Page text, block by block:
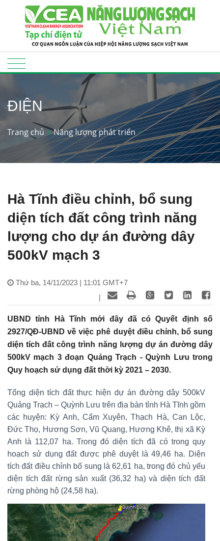
ĐIỆN
Trang chủ Năng lượng phát triển
Hà Tĩnh điều chỉnh, bổ sung
diện tích đất công trình năng
lượng cho dự án đường dây
500kV mạch 3
Thứ ba, 14/11/2023 | 11:01 GMT+7
|
UBND tỉnh Hà Tĩnh mới đây đã có Quyết định số
2927/QĐ-UBND về việc phê duyệt điều chỉnh, bổ sung
diện tích đất công trình năng lượng dự án đường dây
500kV mạch 3 đoạn Quảng Trạch - Quỳnh Lưu trong
Quy hoạch sử dụng đất thời kỳ 2021 – 2030.
Tổng diện tích đất thực hiện dự án đường dây 500kV
Quảng Trạch – Quỳnh Lưu trên địa bàn tỉnh Hà Tĩnh gồm
các huyện: Kỳ Anh, Cẩm Xuyên, Thạch Hà, Can Lộc,
Đức Thọ, Hương Sơn, Vũ Quang, Hương Khê, thị xã Kỳ
Anh là 112,07 ha. Trong đó diện tích đã có trong quy
hoạch sử dụng đất được phê duyệt là 49,46 ha. Diện
tích đất điều chỉnh bổ sung là 62,61 ha, trong đó chủ yếu
diện tích đất rừng sản xuất (36,32 ha) và diện tích đất
rừng phòng hộ (24,58 ha).